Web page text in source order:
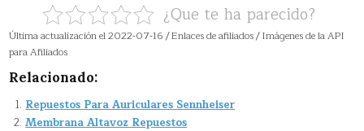
¿Que te ha parecido?
Última actualización el 2022-07-16 / Enlaces de afiliados / Imágenes de la API
para Afiliados
Relacionado:
Repuestos Para Auriculares Sennheiser
Membrana Altavoz Repuestos